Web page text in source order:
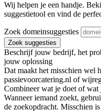
Wij helpen je een handje.
suggestietool en vind de
Zoek domeinsuggesties
Zoek suggesties
Beschrijf jouw bedrijf, het
jouw oplossing
Dat maakt het misschien wel
passievoorcatering.nl of
Combineer wat je doet of
Wanneer iemand zoekt,
de zoekopdracht. Misschien